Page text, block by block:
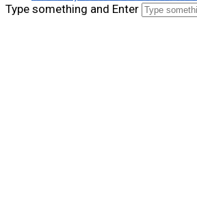
Type something and Enter